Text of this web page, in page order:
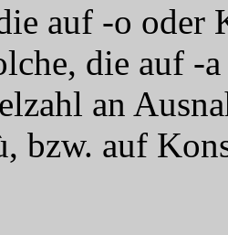
auf -o oder
die auf -
an
bzw. auf